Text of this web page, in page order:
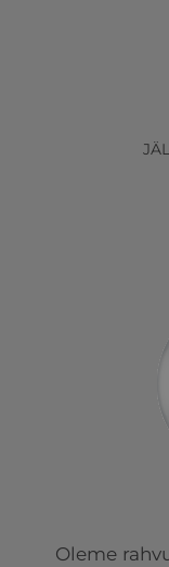
Oleme